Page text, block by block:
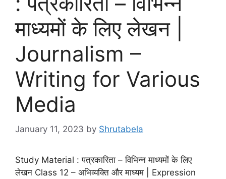
माध्यमों के लिए लेखन |
Journalism –
Writing for Various
Media
January 11, 2023 by Shrutabela
Study Material : पत्रकारिता – विभिन्न माध्यमों के लिए
लेखन Class 12 – अभिव्यक्ति और माध्यम | Expression